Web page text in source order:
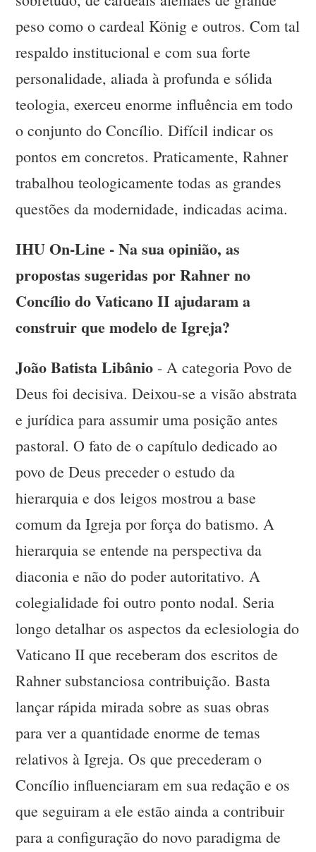
peso como o cardeal König e outros. Com tal
respaldo institucional e com sua forte
personalidade, aliada à profunda e sólida
teologia, exerceu enorme influência em todo
o conjunto do Concílio. Difícil indicar os
pontos em concretos. Praticamente, Rahner
trabalhou teologicamente todas as grandes
questões da modernidade, indicadas acima.
IHU On-Line - Na sua opinião, as
propostas sugeridas por Rahner no
Concílio do Vaticano II ajudaram a
construir que modelo de Igreja?
João Batista Libânio - A categoria Povo de
Deus foi decisiva. Deixou-se a visão abstrata
e jurídica para assumir uma posição antes
pastoral. O fato de o capítulo dedicado ao
povo de Deus preceder o estudo da
hierarquia e dos leigos mostrou a base
comum da Igreja por força do batismo. A
hierarquia se entende na perspectiva da
diaconia e não do poder autoritativo. A
colegialidade foi outro ponto nodal. Seria
longo detalhar os aspectos da eclesiologia do
Vaticano II que receberam dos escritos de
Rahner substanciosa contribuição. Basta
lançar rápida mirada sobre as suas obras
para ver a quantidade enorme de temas
relativos à Igreja. Os que precederam o
Concílio influenciaram em sua redação e os
que seguiram a ele estão ainda a contribuir
para a configuração do novo paradigma de